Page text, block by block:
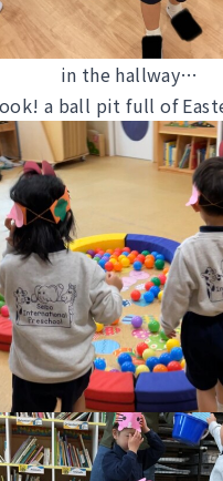
in the hallway…
a ball pit full of